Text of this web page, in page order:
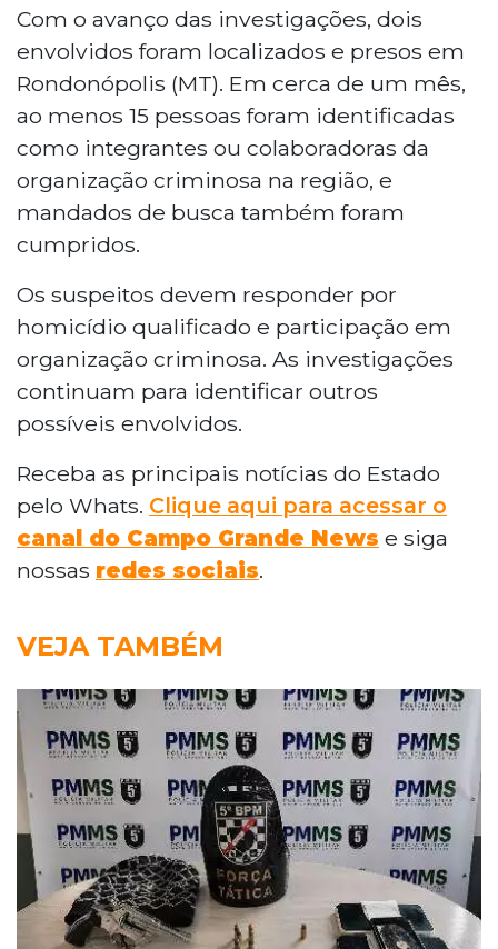
Com o avanço das investigações, dois
envolvidos foram localizados e presos em
Rondonópolis (MT). Em cerca de um mês,
ao menos 15 pessoas foram identificadas
como integrantes ou colaboradoras da
organização criminosa na região, e
mandados de busca também foram
cumpridos.
Os suspeitos devem responder por
homicídio qualificado e participação em
organização criminosa. As investigações
continuam para identificar outros
possíveis envolvidos.
Receba as principais notícias do Estado
pelo Whats. Clique aqui para acessar o
canal do Campo Grande News e siga
nossas redes sociais.
VEJA TAMBÉM